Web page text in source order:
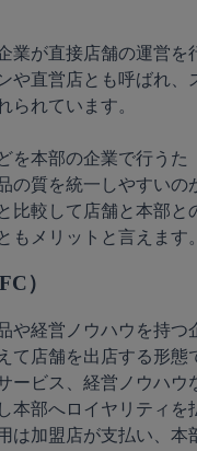
業が直接店舗の運営を
や直営店とも呼ばれ、
られています。
を本部の企業で行うた
の質を統一しやすいの
比較して店舗と本部と
もメリットと言えます
）
や経営ノウハウを持つ
て店舗を出店する形態
ービス、経営ノウハウ
本部へロイヤリティを
は加盟店が支払い、本